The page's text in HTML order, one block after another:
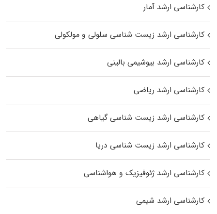
کارشناسی ارشد آمار
کارشناسی ارشد زیست شناسی سلولی و مولکولی
کارشناسی ارشد بیوشیمی بالینی
کارشناسی ارشد ریاضی
کارشناسی ارشد زیست‌ شناسی گیاهی
کارشناسی ارشد زیست‌ شناسی دریا
کارشناسی ارشد ژئوفیزیک و هواشناسی
کارشناسی ارشد شیمی